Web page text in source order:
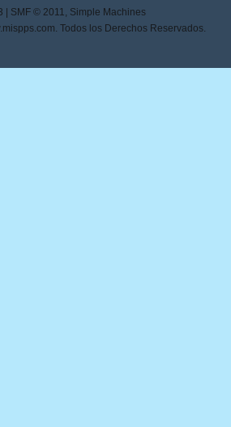
SMF © 2011, Simple Machines
Todos los Derechos Reservados.